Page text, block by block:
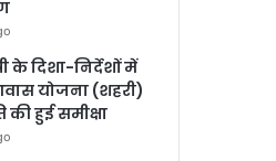
के दिशा-निर्देशों में
योजना (शहरी)
की हुई समीक्षा